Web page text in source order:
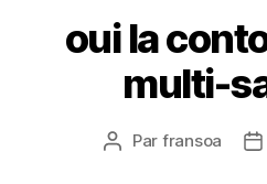
oui la
multi-
Auteur
Par fransoa